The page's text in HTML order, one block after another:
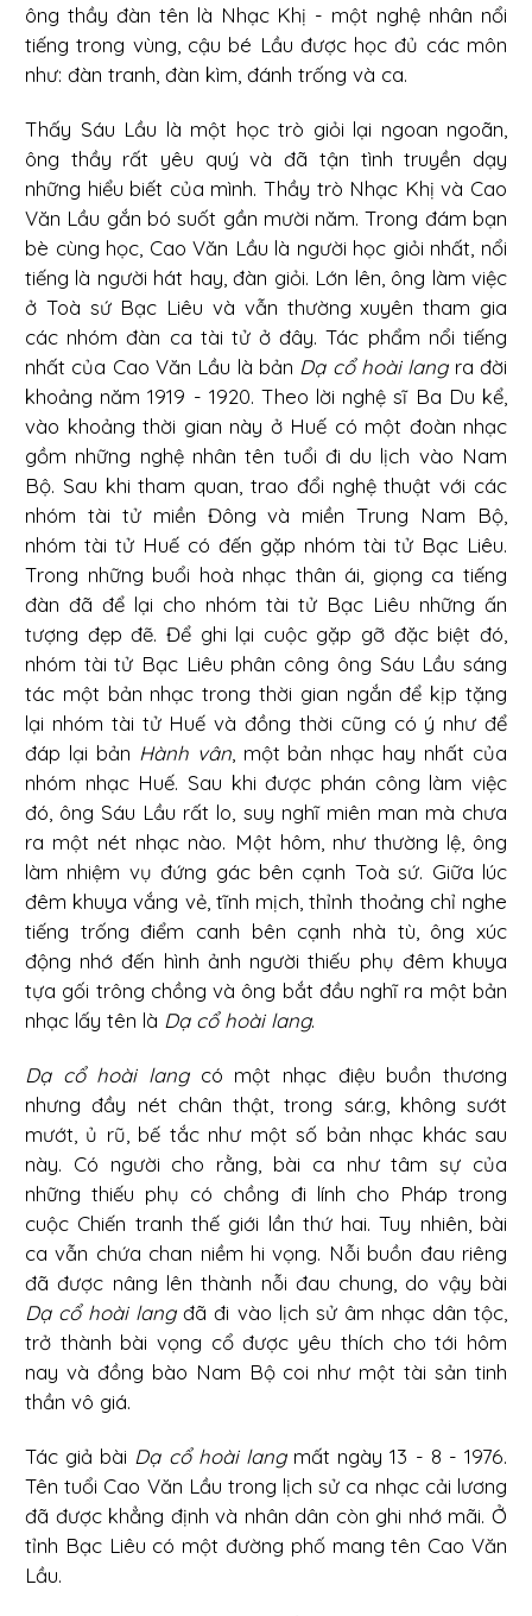
ông thầy đàn tên là Nhạc Khị - một nghệ nhân nổi
tiếng trong vùng, cậu bé Lầu được học đủ các môn
như: đàn tranh, đàn kìm, đánh trống và ca.
Thấy Sáu Lầu là một học trò giỏi lại ngoan ngoãn,
ông thầy rất yêu quý và đã tận tình truyền dạy
những hiểu biết của mình. Thầy trò Nhạc Khị và Cao
Văn Lầu gắn bó suốt gần mười năm. Trong đám bạn
bè cùng học, Cao Văn Lầu là người học giỏi nhất, nổi
tiếng là người hát hay, đàn giỏi. Lớn lên, ông làm việc
ở Toà sứ Bạc Liêu và vẫn thường xuyên tham gia
các nhóm đàn ca tài tử ở đây. Tác phẩm nổi tiếng
nhất của Cao Văn Lầu là bản Dạ cổ hoài langra đời
khoảng năm 1919 - 1920. Theo lời nghệ sĩ Ba Du kể,
vào khoảng thời gian này ở Huế có một đoàn nhạc
gồm những nghệ nhân tên tuổi đi du lịch vào Nam
Bộ. Sau khi tham quan, trao đổi nghệ thuật với các
nhóm tài tử miền Đông và miền Trung Nam Bộ,
nhóm tài tử Huế có đến gặp nhóm tài tử Bạc Liêu.
Trong những buổi hoà nhạc thân ái, giọng ca tiếng
đàn đã để lại cho nhóm tài tử Bạc Liêu những ấn
tượng đẹp đẽ. Để ghi lại cuộc gặp gỡ đặc biệt đó,
nhóm tài tử Bạc Liêu phân công ông Sáu Lầu sáng
tác một bản nhạc trong thời gian ngắn để kịp tặng
lại nhóm tài tử Huế và đồng thời cũng có ý như để
đáp lại bản Hành vân, một bản nhạc hay nhất của
nhóm nhạc Huế. Sau khi được phán công làm việc
đó, ông Sáu Lầu rất lo, suy nghĩ miên man mà chưa
ra một nét nhạc nào. Một hôm, như thường lệ, ông
làm nhiệm vụ đứng gác bên cạnh Toà sứ. Giữa lúc
đêm khuya vắng vẻ, tĩnh mịch, thỉnh thoảng chỉ nghe
tiếng trống điểm canh bên cạnh nhà tù, ông xúc
động nhớ đến hình ảnh người thiếu phụ đêm khuya
tựa gối trông chồng và ông bắt đầu nghĩ ra một bản
nhạc lấy tên là Dạ cổ hoài lang.
Dạ cổ hoài langcó một nhạc điệu buồn thương
nhưng đầy nét chân thật, trong sár.g, không sướt
mướt, ủ rũ, bế tắc như một số bản nhạc khác sau
này. Có người cho rằng, bài ca như tâm sự của
những thiếu phụ có chồng đi lính cho Pháp trong
cuộc Chiến tranh thế giới lần thứ hai. Tuy nhiên, bài
ca vẫn chứa chan niềm hi vọng. Nỗi buồn đau riêng
đã được nâng lên thành nỗi đau chung, do vậy bài
Dạ cổ hoài langđã đi vào lịch sử âm nhạc dân tộc,
trở thành bài vọng cổ được yêu thích cho tới hôm
nay và đồng bào Nam Bộ coi như một tài sản tinh
thần vô giá.
Tác giả bài Dạ cổ hoài lang mất ngày 13 - 8 - 1976.
Tên tuổi Cao Văn Lầu trong lịch sử ca nhạc cải lương
đã được khẳng định và nhân dân còn ghi nhớ mãi. Ở
tỉnh Bạc Liêu có một đường phố mang tên Cao Văn
Lầu.